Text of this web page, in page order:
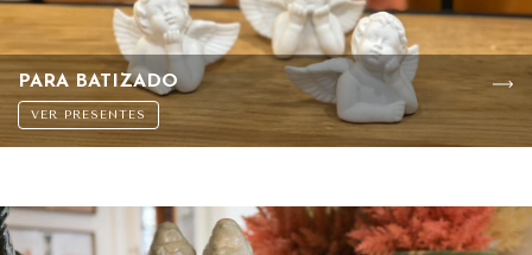
PARA BATIZADO
VER PRESENTES